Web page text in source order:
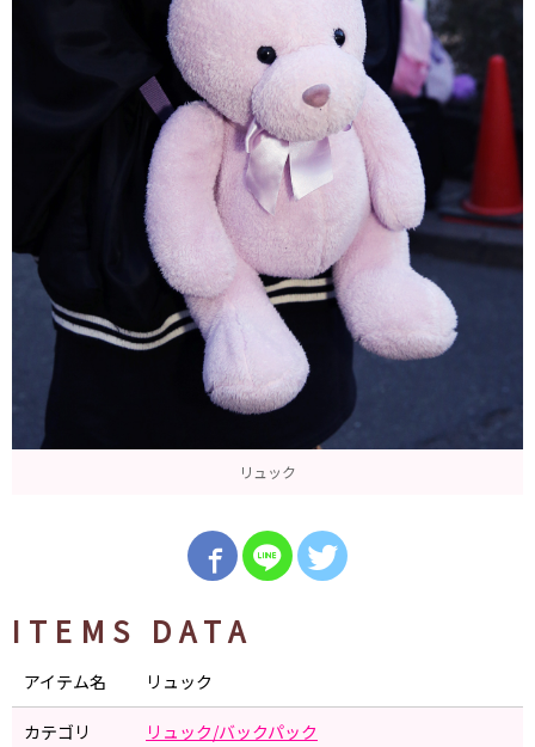
リュック
ITEMS DATA
アイテム名 リュック
カテゴリ リュック/バックパック